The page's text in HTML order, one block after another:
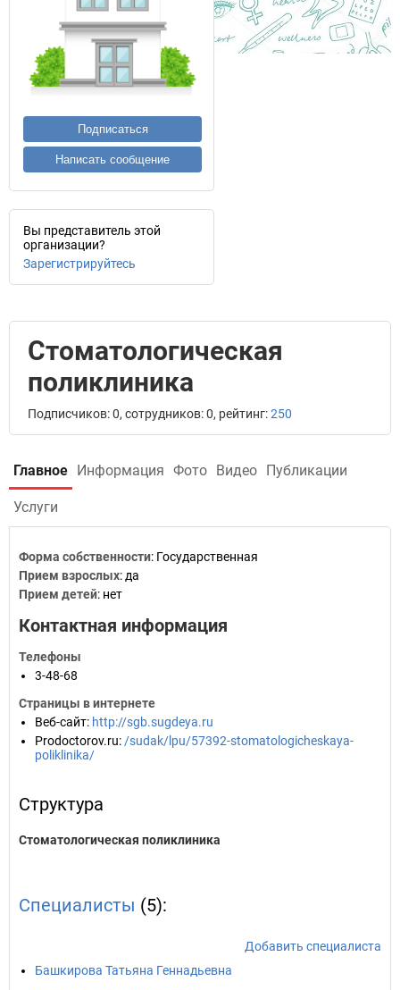
Подписаться
Написать сообщение
Вы представитель этой
организации?
Зарегистрируйтесь
Стоматологическая
поликлиника
Подписчиков: 0, сотрудников: 0, рейтинг:250
Главное Информация Фото Видео Публикации
Услуги
Форма собственности: Государственная
Прием взрослых: да
Прием детей: нет
Контактная информация
Телефоны
3-48-68
Страницы в интернете
Веб-сайт: http://sgb.sugdeya.ru
Prodoctorov.ru: /sudak/lpu/57392-stomatologicheskaya-
poliklinika/
Структура
Стоматологическая поликлиника
Специалисты (5):
Добавить специалиста
Башкирова Татьяна Геннадьевна